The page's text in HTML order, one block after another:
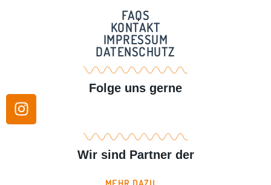
FAQS
KONTAKT
IMPRESSUM
DATENSCHUTZ
Folge uns gerne
Wir sind Partner der